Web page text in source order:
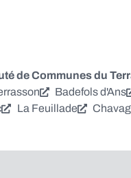
de Communes du
Badefols d'Ans
La Feuillade